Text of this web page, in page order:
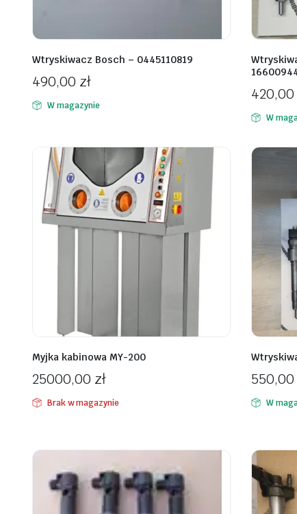
Wtryskiwacz Bosch – 0445110819
490,00 zł
W magazynie
420,00
W
Myjka kabinowa MY-200
25000,00 zł
Brak w magazynie
550,00
W